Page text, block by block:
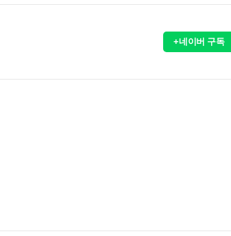
+네이버 구독